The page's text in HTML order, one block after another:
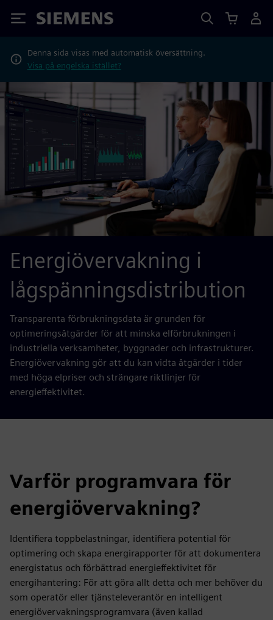
Siemens
Denna sida visas med automatisk översättning.
Visa på engelska istället?
Energiövervakning i
lågspänningsdistribution
Transparenta förbrukningsdata är grunden för
optimeringsåtgärder för att minska elförbrukningen i
industriella verksamheter, byggnader och infrastrukturer.
Energiövervakning gör att du kan vidta åtgärder i tider
med höga elpriser och strängare riktlinjer för
energieffektivitet.
Varför programvara för
energiövervakning?
Identifiera toppbelastningar, identifiera potential för
optimering och skapa energirapporter för att dokumentera
energistatus och förbättrad energieffektivitet för
energihantering: För att göra allt detta och mer behöver du
som operatör eller tjänsteleverantör en intelligent
energiövervakningsprogramvara (även kallad